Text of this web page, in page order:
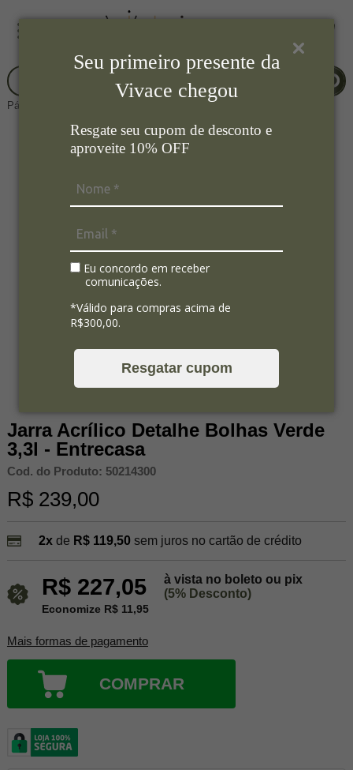
Seu primeiro presente da
Vivace chegou
Resgate seu cupom de desconto e
aproveite 10% OFF
Eu concordo em receber
comunicações.
*Válido para compras acima de
R$300,00.
Resgatar cupom
Página Inicial
Jarra Acrílico Detalhe Bolhas Verde
3,3l - Entrecasa
Cod. do Produto: 50214300
R$ 239,00
2xde R$ 119,50 sem juros no cartão de crédito
R$ 227,05
à vista no boleto ou pix
(5% Desconto)
Economize R$ 11,95
Mais formas de pagamento
COMPRAR